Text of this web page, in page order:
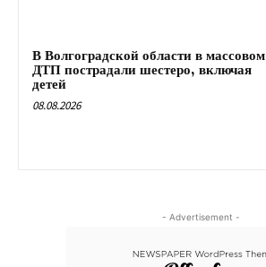
В Волгоградской области в массовом
ДТП пострадали шестеро, включая
детей
08.08.2026
- Advertisement -